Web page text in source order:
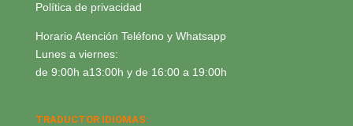
Política de privacidad
Horario Atención Teléfono y Whatsapp
Lunes a viernes:
de 9:00h a13:00h y de 16:00 a 19:00h
TRADUCTOR IDIOMAS: